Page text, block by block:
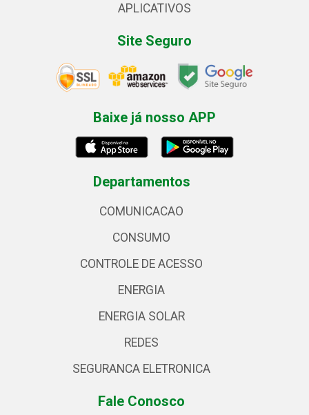
APLICATIVOS
Site Seguro
Baixe já nosso APP
Departamentos
COMUNICACAO
CONSUMO
CONTROLE DE ACESSO
ENERGIA
ENERGIA SOLAR
REDES
SEGURANCA ELETRONICA
Fale Conosco